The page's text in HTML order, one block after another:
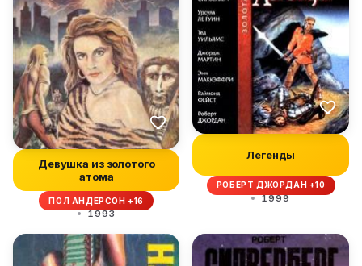
Девушка из золотого
атома
ПОЛ АНДЕРСОН +16
1993
Легенды
РОБЕРТ ДЖОРДАН +10
1999